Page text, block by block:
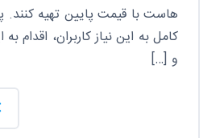
هاست با قیمت پایین تهیه کنند.
کامل به این نیاز کاربران، اقدام
و […]